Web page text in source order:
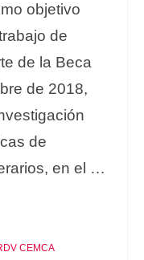
objetivo
de
de la Beca
de 2018,
de
en el …
CEMCA